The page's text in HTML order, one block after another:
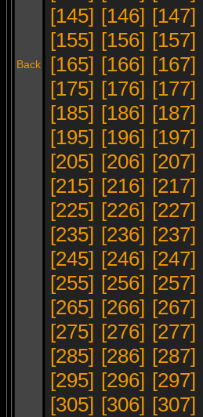
Back
[145] [146] [147]
[155] [156] [157]
[165] [166] [167]
[175] [176] [177]
[185] [186] [187]
[195] [196] [197]
[205] [206] [207]
[215] [216] [217]
[225] [226] [227]
[235] [236] [237]
[245] [246] [247]
[255] [256] [257]
[265] [266] [267]
[275] [276] [277]
[285] [286] [287]
[295] [296] [297]
[305] [306] [307]